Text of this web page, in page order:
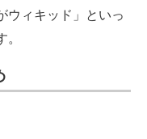
ウィキッド」といっ